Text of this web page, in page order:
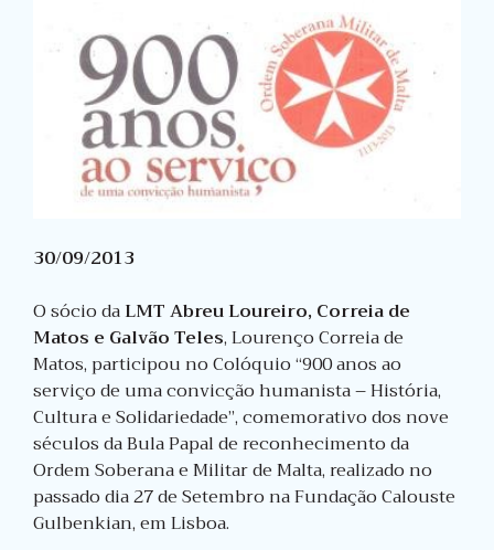
30/09/2013
O sócio daLMT Abreu Loureiro, Correia de
Matos e Galvão Teles, Lourenço Correia de
Matos, participou no Colóquio “900 anos ao
serviço de uma convicção humanista – História,
Cultura e Solidariedade”, comemorativo dos nove
séculos da Bula Papal de reconhecimento da
Ordem Soberana e Militar de Malta, realizado no
passado dia 27 de Setembro na Fundação Calouste
Gulbenkian, em Lisboa.